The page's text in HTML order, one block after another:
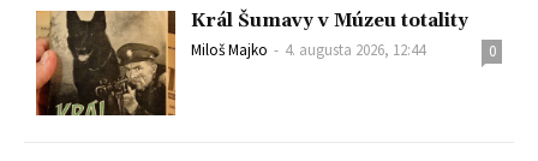
Král Šumavy v Múzeu totality
Miloš Majko - 4. augusta 2026, 12:44 0